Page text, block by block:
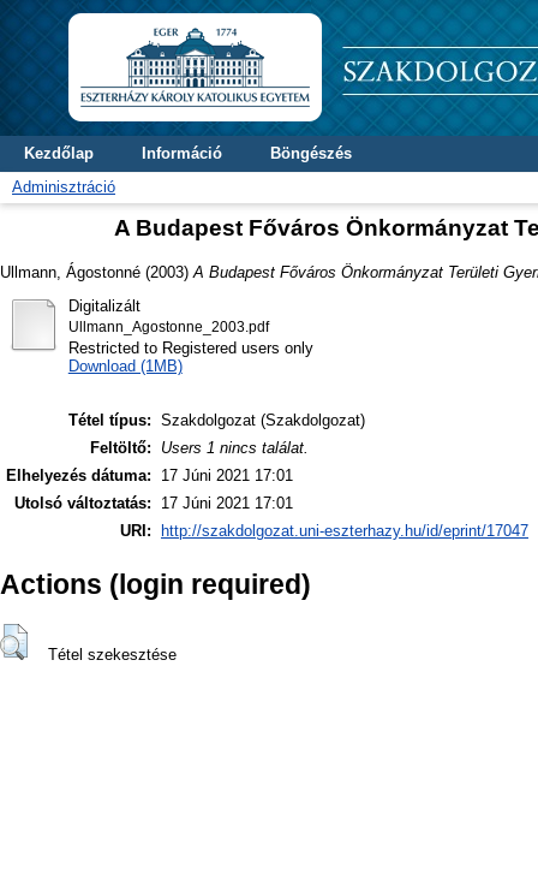
Kezdőlap Információ
Böngészés
Adminisztráció
A Budapest Főváros Önkormányzat
Ullmann, Ágostonné (2003) A Budapest Főváros Önkormányzat Területi
Digitalizált
Ullmann_Agostonne_2003.pdf
Restricted to Registered users only
Download (1MB)
Tétel típus: Szakdolgozat (Szakdolgozat)
Feltöltő:
Users 1 nincs találat.
Elhelyezés dátuma:
17 Júni 2021 17:01
Utolsó változtatás:
17 Júni 2021 17:01
URI:
http://szakdolgozat.uni-eszterhazy.hu/id/eprint/17047
Actions (login required)
Tétel szekesztése